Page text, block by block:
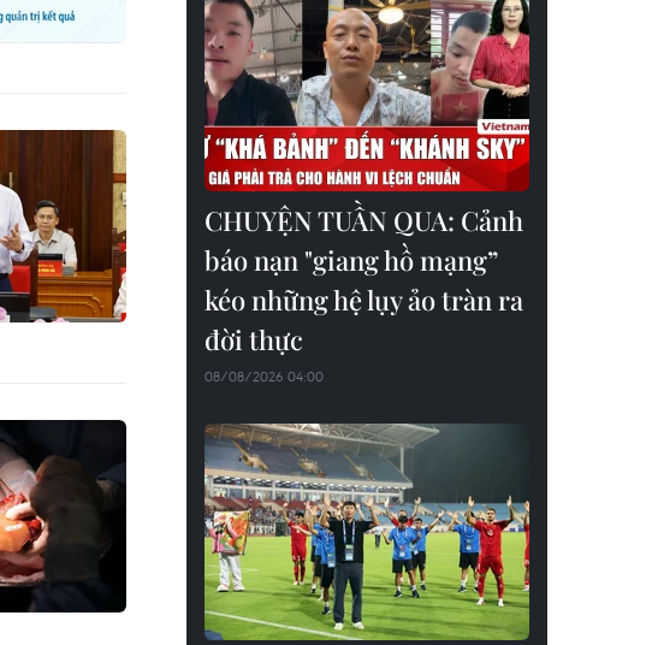
CHUYỆN TUẦN QUA: Cảnh
báo nạn "giang hồ mạng”
kéo những hệ lụy ảo tràn ra
đời thực
08/08/2026 04:00